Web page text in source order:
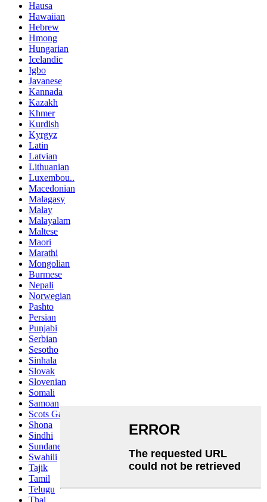
Hausa
Hawaiian
Hebrew
Hmong
Hungarian
Icelandic
Igbo
Javanese
Kannada
Kazakh
Khmer
Kurdish
Kyrgyz
Latin
Latvian
Lithuanian
Luxembou..
Macedonian
Malagasy
Malay
Malayalam
Maltese
Maori
Marathi
Mongolian
Burmese
Nepali
Norwegian
Pashto
Persian
Punjabi
Serbian
Sesotho
Sinhala
Slovak
Slovenian
Somali
Samoan
Scots Gaelic
Shona
Sindhi
Sundanese
Swahili
Tajik
Tamil
Telugu
Thai